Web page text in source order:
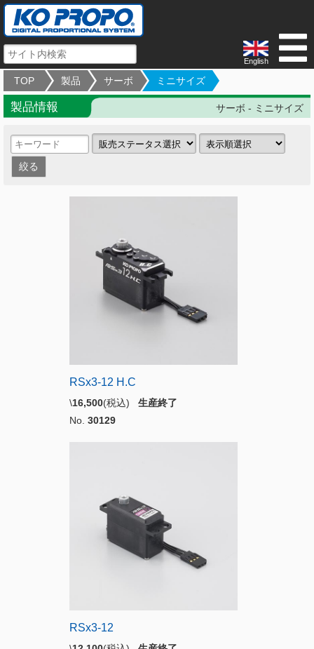
English
TOP 製品 サーボ ミニサイズ
製品情報 サーボ - ミニサイズ
RSx3-12 H.C
\16,500(税込) 生産終了
No. 30129
RSx3-12